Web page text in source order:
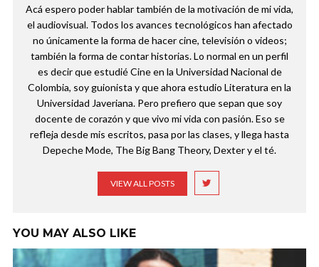
Acá espero poder hablar también de la motivación de mi vida,
el audiovisual. Todos los avances tecnológicos han afectado
no únicamente la forma de hacer cine, televisión o videos;
también la forma de contar historias. Lo normal en un perfil
es decir que estudié Cine en la Universidad Nacional de
Colombia, soy guionista y que ahora estudio Literatura en la
Universidad Javeriana. Pero prefiero que sepan que soy
docente de corazón y que vivo mi vida con pasión. Eso se
refleja desde mis escritos, pasa por las clases, y llega hasta
Depeche Mode, The Big Bang Theory, Dexter y el té.
VIEW ALL POSTS
YOU MAY ALSO LIKE